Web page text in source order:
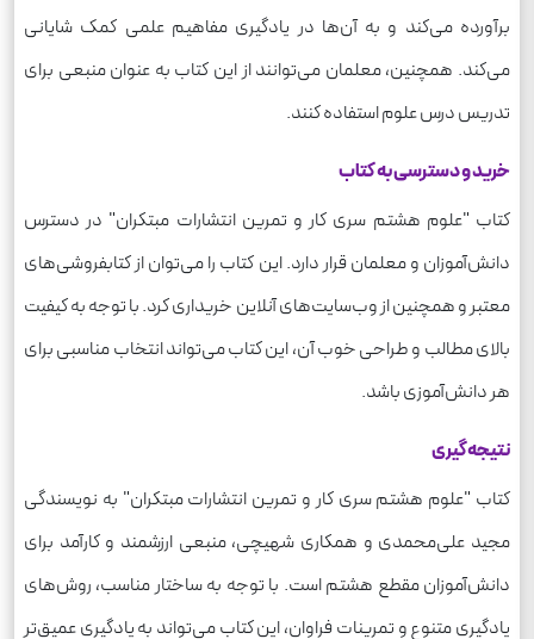
برآورده می‌کند و به آن‌ها در یادگیری مفاهیم علمی کمک شایانی
می‌کند. همچنین، معلمان می‌توانند از این کتاب به عنوان منبعی برای
تدریس درس علوم استفاده کنند.
خرید و دسترسی به کتاب
کتاب "علوم هشتم سری کار و تمرین انتشارات مبتکران" در دسترس
دانش‌آموزان و معلمان قرار دارد. این کتاب را می‌توان از کتابفروشی‌های
معتبر و همچنین از وب‌سایت‌های آنلاین خریداری کرد. با توجه به کیفیت
بالای مطالب و طراحی خوب آن، این کتاب می‌تواند انتخاب مناسبی برای
هر دانش‌آموزی باشد.
نتیجه‌گیری
کتاب "علوم هشتم سری کار و تمرین انتشارات مبتکران" به نویسندگی
مجید علی‌محمدی و همکاری شهیچی، منبعی ارزشمند و کارآمد برای
دانش‌آموزان مقطع هشتم است. با توجه به ساختار مناسب، روش‌های
یادگیری متنوع و تمرینات فراوان، این کتاب می‌تواند به یادگیری عمیق‌تر